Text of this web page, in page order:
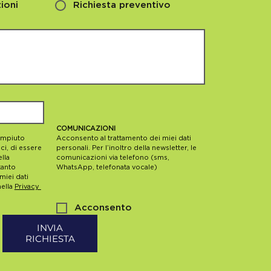
Richiesta preventivo
di essere
dati
Privacy
COMUNICAZIONI
Acconsento al trattamento dei miei dati
personali. Per l’inoltro della newsletter, le
comunicazioni via telefono (sms,
WhatsApp, telefonata vocale)
Acconsento
INVIA
RICHIESTA